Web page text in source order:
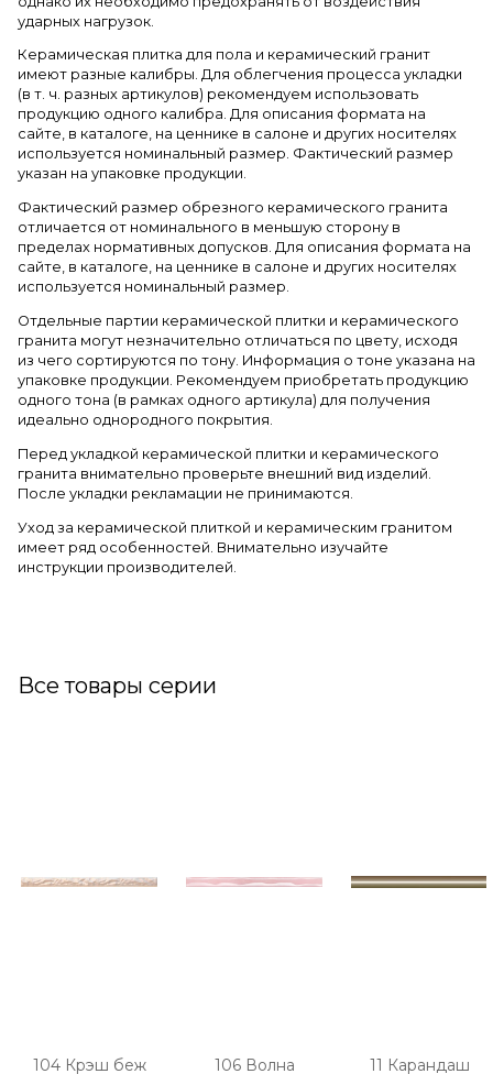
ударных нагрузок.
Керамическая плитка для пола и керамический гранит
имеют разные калибры. Для облегчения процесса укладки
(в т. ч. разных артикулов) рекомендуем использовать
продукцию одного калибра. Для описания формата на
сайте, в каталоге, на ценнике в салоне и других носителях
используется номинальный размер. Фактический размер
указан на упаковке продукции.
Фактический размер обрезного керамического гранита
отличается от номинального в меньшую сторону в
пределах нормативных допусков. Для описания формата на
сайте, в каталоге, на ценнике в салоне и других носителях
используется номинальный размер.
Отдельные партии керамической плитки и керамического
гранита могут незначительно отличаться по цвету, исходя
из чего сортируются по тону. Информация о тоне указана на
упаковке продукции. Рекомендуем приобретать продукцию
одного тона (в рамках одного артикула) для получения
идеально однородного покрытия.
Перед укладкой керамической плитки и керамического
гранита внимательно проверьте внешний вид изделий.
После укладки рекламации не принимаются.
Уход за керамической плиткой и керамическим гранитом
имеет ряд особенностей. Внимательно изучайте
инструкции производителей.
Все товары серии
104 Крэш беж
106 Волна
11 Карандаш